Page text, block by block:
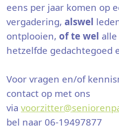
eens per jaar komen op
vergadering, alswel
ontplooien, of te wel
hetzelfde gedachtegoed
Voor vragen en/of
contact op met ons
via
bel naar 06-19497877